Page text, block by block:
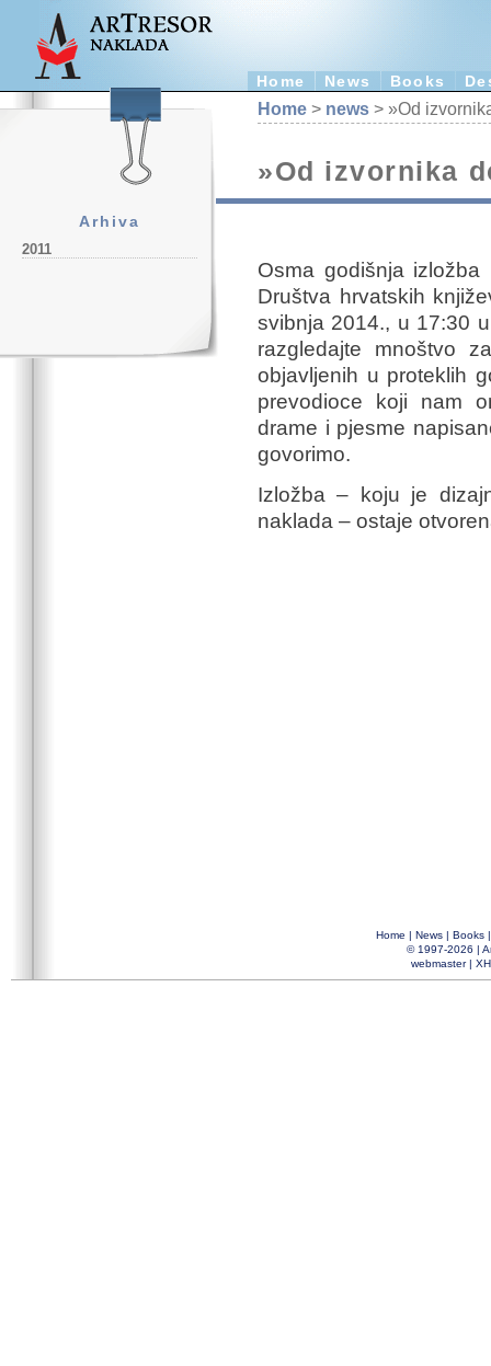
Home News Books
Arhiva
2011
Home > news > »Od
»Od izvornika
Osma godišnja
Društva hrvatskih
svibnja 2014., u 17:30
razgledajte mnoštvo
objavljenih u proteklih
prevodioce koji nam
drame i pjesme
govorimo.
Izložba – koju je
naklada – ostaje
Home | News| Books
© 1997-2026 |
webmaster|